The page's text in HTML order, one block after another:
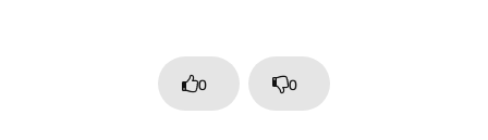
0 0